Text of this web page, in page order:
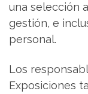
una selección
gestión, e
personal.
Los
Exposiciones